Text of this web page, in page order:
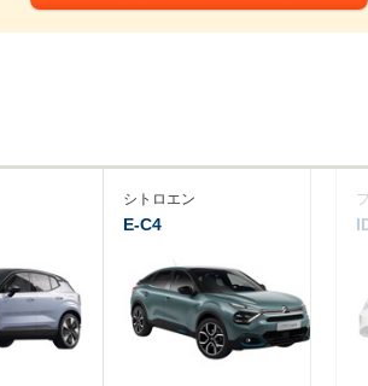
シトロエン
E-C4